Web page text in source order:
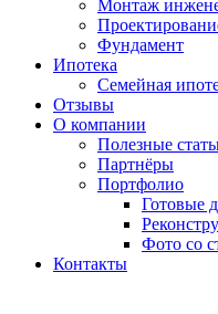
Монтаж
Фундамент
Ипотека
Семейная
Отзывы
О компании
Полезные
Партнёры
Портфолио
Готовые
Фото со
Контакты